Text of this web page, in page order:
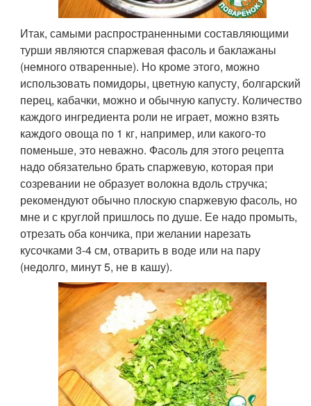
Итак, самыми распространенными составляющими
турши являются спаржевая фасоль и баклажаны
(немного отваренные). Но кроме этого, можно
использовать помидоры, цветную капусту, болгарский
перец, кабачки, можно и обычную капусту. Количество
каждого ингредиента роли не играет, можно взять
каждого овоща по 1 кг, например, или какого-то
поменьше, это неважно. Фасоль для этого рецепта
надо обязательно брать спаржевую, которая при
созревании не образует волокна вдоль стручка;
рекомендуют обычно плоскую спаржевую фасоль, но
мне и с круглой пришлось по душе. Ее надо промыть,
отрезать оба кончика, при желании нарезать
кусочками 3-4 см, отварить в воде или на пару
(недолго, минут 5, не в кашу).